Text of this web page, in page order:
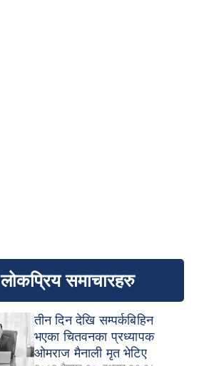
लोकप्रिय समाचारहरु
तीन दिन देखि सम्पर्कबिहिन
भएका चितवनका प्रध्यापक
ओमराज मैनाली मृत भेटिए